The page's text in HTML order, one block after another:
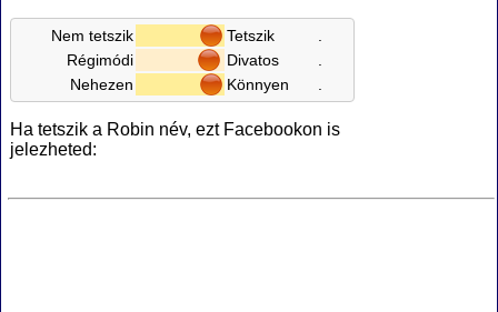
Nem tetszik Tetszik
Régimódi
Divatos
Nehezen
Könnyen
Ha tetszik a Robin név, ezt Facebookon is
jelezheted: